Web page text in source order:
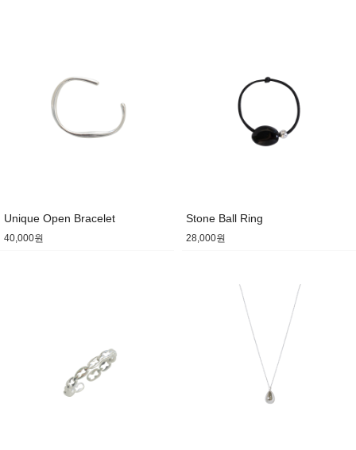
Unique Open Bracelet
40,000원
Stone Ball Ring
28,000원